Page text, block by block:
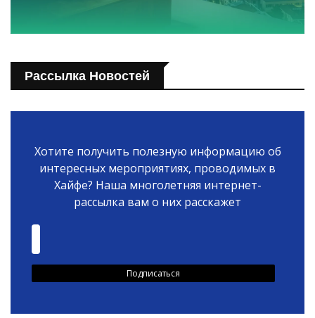
Рассылка Новостей
Хотите получить полезную информацию об
интересных мероприятиях, проводимых в
Хайфе? Наша многолетняя интернет-
рассылка вам о них расскажет